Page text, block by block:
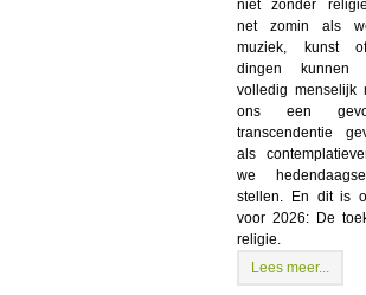
niet zonder
net zomin als
muziek, kunst
dingen
volledig menselijk
ons een
transcendentie
als
we
stellen. En dit is
voor 2026: De
religie.
Lees meer...